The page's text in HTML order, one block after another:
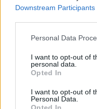
Downstream Participants
Personal Data
I want to opt-out of
personal data.
Opted In
I want to opt-out of
Personal Data.
Opted In